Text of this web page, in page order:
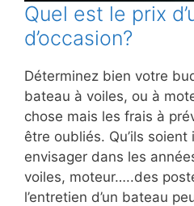
Quel est le prix
d’occasion?
Déterminez bien votre
bateau à voiles, ou à
chose mais les frais à
être oubliés. Qu’ils
envisager dans les
voiles, moteur…..des
l’entretien d’un bateau